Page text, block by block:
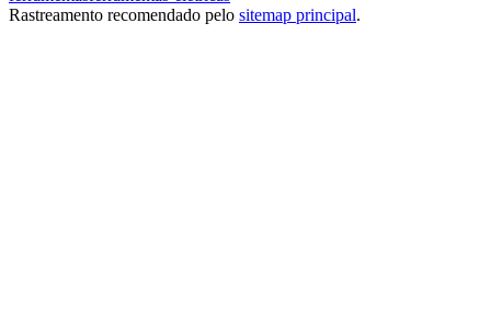
Rastreamento recomendado pelo sitemap principal.